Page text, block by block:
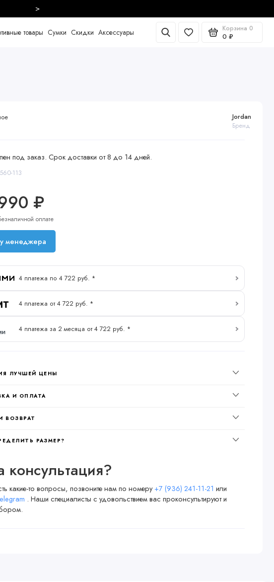
>
товары Сумки Скидки Аксессуары Корзина 0
0 ₽
под заказ. Срок доставки от 8 до 14 дней.
113
Jordan
Бренд
₽
оплате
у менеджера
4 платежа по 4 722 руб. *
4 платежа от 4 722 руб. *
4 платежа за 2 месяца от 4 722 руб. *
ЛУЧШЕЙ ЦЕНЫ
И ОПЛАТА
ВОЗВРАТ
РАЗМЕР?
какие-то вопросы, позвоните нам по номеру+7 (936) 241-11-21 или
. Наши специалисты с удовольствием вас проконсультируют и